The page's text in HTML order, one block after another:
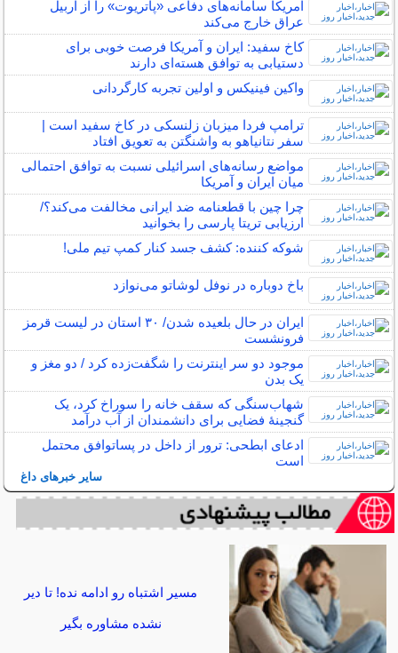
امریکا سامانه‌های دفاعی «پاتریوت» را از اربیل
عراق خارج می‌کند
کاخ سفید: ایران و آمریکا فرصت خوبی برای
دستیابی به توافق هسته‌ای دارند
واکین فینیکس و اولین تجربه کارگردانی
ترامپ فردا میزبان زلنسکی در کاخ سفید است |
سفر نتانیاهو به واشنگتن به تعویق افتاد
مواضع رسانه‌های اسرائیلی نسبت به توافق احتمالی
میان ایران و آمریکا
چرا چین با قطعنامه ضد ایرانی مخالفت می‌کند؟/
ارزیابی تریتا پارسی را بخوانید
شوکه کننده: کشف جسد کنار کمپ تیم ملی!
باخ دوباره در نوفل لوشاتو می‌نوازد
ایران در حال بلعیده شدن/ ۳۰ استان در لیست قرمز
فرونشست
موجود دو سر اینترنت را شگفت‌زده کرد / دو مغز و
یک بدن
شهاب‌سنگی که سقف خانه را سوراخ کرد، یک
گنجینۀ فضایی برای دانشمندان از آب درآمد
ادعای ابطحی: ترور از داخل در پساتوافق محتمل
است
سایر خبرهای داغ
مسیر اشتباه رو ادامه نده! تا دیر
نشده مشاوره بگیر